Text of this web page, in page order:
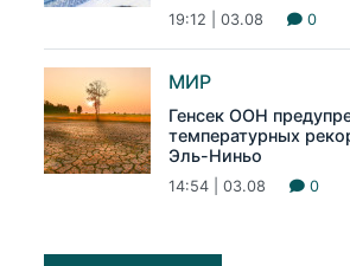
19:12 | 03.08 0
МИР
Генсек ООН
температурных
Эль-Ниньо
14:54 | 03.08 0